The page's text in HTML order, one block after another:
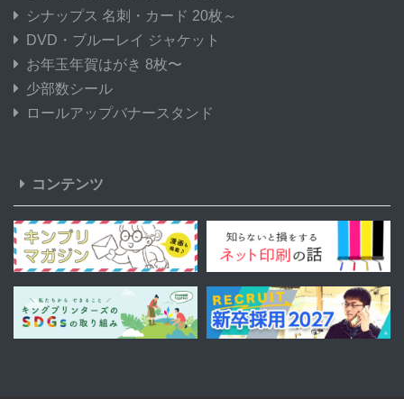
シナップス 名刺・カード 20枚～
DVD・ブルーレイ ジャケット
お年玉年賀はがき 8枚〜
少部数シール
ロールアップバナースタンド
コンテンツ